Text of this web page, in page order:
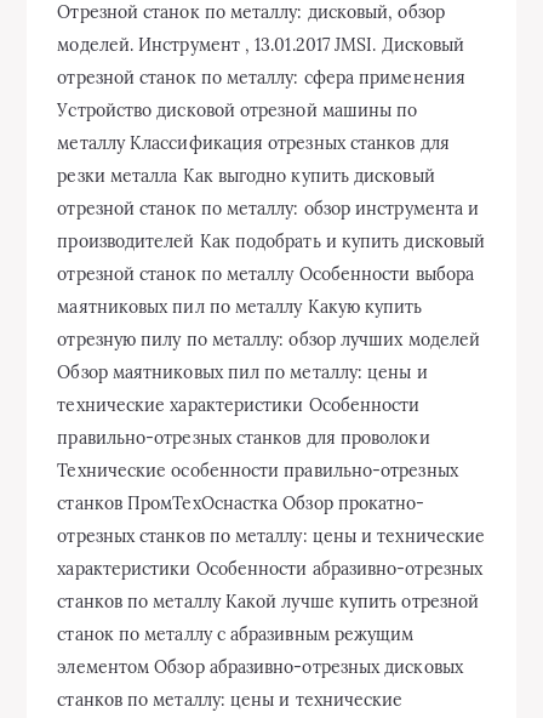
Отрезной станок по металлу: дисковый, обзор
моделей. Инструмент , 13.01.2017 JMSI. Дисковый
отрезной станок по металлу: сфера применения
Устройство дисковой отрезной машины по
металлу Классификация отрезных станков для
резки металла Как выгодно купить дисковый
отрезной станок по металлу: обзор инструмента и
производителей Как подобрать и купить дисковый отрезной станок по металлу Особенности выбора маятниковых пил по металлу Какую купить отрезную пилу по металлу: обзор лучших моделей Обзор маятниковых пил по металлу: цены и технические характеристики Особенности правильно-отрезных станков для проволоки Технические особенности правильно-отрезных станков ПромТехОснастка Обзор прокатно-отрезных станков по металлу: цены и технические характеристики Особенности абразивно-отрезных станков по металлу Какой лучше купить отрезной станок по металлу с абразивным режущим элементом Обзор абразивно-отрезных дисковых станков по металлу: цены и технические характеристики Правила эксплуатации отрезных станков для работы с металлом. Отрезной станок по металлу: дисковый, обзор моделей. Из этой статьи можно узнать особенности такого инструмента, как дисковый отрезной станок по металлу: виды конструкций, преимущества и недостатки, технические характеристики. Здесь можно ознакомиться с продукцией самых популярных и востребованных производителей. В статье подробно рассматриваются технические и эксплуатационные особенности станков, предназначенных для резки металла, а также приводится сравнительная характеристика рыночных цен. Дисковые устройства для резки металла отличаются множеством конфигураций и могут использоваться как в промышленности, так и в небольшой домашней мастерской. Дисковый отрезной станок по металлу: сфера применения. Отрезной станок, предназначенный для работы с металлом, представляет собой электрический инструмент с высоким уровнем производительности. Этот вид оборудования применяется для поперечного распила заготовок металлопроката, а также изделий, изготовленных на основе металлов и различных сплавов. Дисковые станки используются для формирования заготовок из таких материалов, как: уголок; металлическая полоса; прут; двутавр; Дисковое оборудование считается самым популярным среди устройств для резки металла. профильная труба, имеющая круглое или квадратное сечение; швеллер; прочие элементы металлопроката. Обратите внимание! Дисковое оборудование считается самым востребованным. Для нарезки металла используют также ленточнопильные и ножовочные станки, но они менее популярны. Дисковое оборудование используется на объектах металлообрабатывающей промышленности, а также на заводах, занимающихся изготовлением металлических конструкций. В качестве режущего элемента применяется дисковая пила. Станочные конструкции имеют множество преимуществ: простое строение; качественная резка металла; эргономичное управление; простота эксплуатации. С оборудованием может работать оператор, не имеющий специальной квалификации. Автоматический дисковый отрезной станок. Ленточно-отрезные станки по металлу используют в качестве режущего элемента длинную зубчатую пилу, которая имеет вид замкнутой ленты. Материалом для изготовления этой детали служит быстрорежущая сталь. Благодаря минимальной ширине пропила снижаются потери материала, получается точный рез. Этот вид оборудования чаще всего используется на крупных и серийных производствах. Для нарезки металлических заготовок в ножовочных агрегатах используется ножовочное полотно. Оно крепится на пильной раме. Такие станки могут иметь ручной или электромеханический принцип действия. Ножовочные станки применяются на предприятиях небольшого размера и в заготовительных цехах. Устройство дисковой отрезной машины по металлу. Сборка оборудования осуществляется на платформе. Эта конструкция может иметь металлическое или жесткое основание. Причем размещение составляющих станка не стационарное, а съемное. На инструменте устанавливаются тиски с надежным упором, благодаря которым в процессе резки прочно удерживаются заготовки с разным типом конфигурации. Для нарезки металла применяется диск, изготовленный из быстрорежущей или твердосплавной стали. Вместо него может использоваться круг, выполненный из материала с абразивной жесткой поверхностью. Вращательное движение на режущий элемент с электромотора передается за счет зубчатой или ременной передачи. Первый вариант устанавливается на стационарном оборудовании с высоким запасом мощности, второй подходит для компактных инструментов с переносной конструкцией. В дисковых отрезных устройствах в качестве режущего инструмента используются круги из твердосплавной стали или абразивного материала. Обратите внимание! Существуют модификации станков, где диск соединяется с электрическим двигателем без привода (напрямую). Такое строение имеют бытовые агрегаты, имеющие небольшую мощность. Классификация отрезных станков для резки металла. Дисковое оборудование для нарезки металла делится на 4 класса. Инструмент, относящийся к первой категории, считается универсальным. С помощью таких станков можно обрабатывать любые металлические изделия, причем в больших количествах. Четвертый класс оборудования включает инструмент бытового назначения. Классификация инструмента на основе количества режущих кромок: Одноголовочный – в конструкции имеется один диск, поэтому оборудование обладает низким КПД. Инструмент может применяться исключительно для выполнения одной операции, например, нарезки заготовки, предназначенной для рамного профиля. Двухголовочный – инструмент оснащен 2-мя режущими элементами, что позволяет выполнять одновременно несколько операций с металлом. Одна из головок жестко фиксируется, а вторая перемещается. Для нарезки рамного профиля требуется всего одна операция, поэтому двухголовочные станки могут применяться в автоматическом режиме. Благодаря этому КПД инструмента увеличивается вдвое. Пример правильно-отрезного станка для проволоки. Модель И6119К-СЕРВО. Классификация оборудования по способу подачи режущего элемента: маятниковые отрезные станки по металлу; инструмент с фронтальной подачей диска; станок с нижней подачей режущего элемента. правильно-отрезные; абразивно-отрезные; пилы отрезные. Полезный совет! Оборудование следует подбирать с учетом тех задач, для выполнения которых оно будет применяться. Только так возможности инструмента смогут оправдать затраты на его покупку. Как выгодно купить дисковый отрезной станок по металлу: обзор инструмента и производителей. Перед тем как приступить к выбору производителя и модели прибора, стоит определиться с необходимыми характеристиками. Чтобы правильно подобрать размер режущего диска, необходимо учесть два немаловажных фактора: размерные параметры заготовок, которые будут обрабатываться на станке, и материал, из которого они изготовлены. От этих нюансов зависит и модификация самого инструмента. Дисковый отрезной станок по металлу в процессе работы. Далее нужно выбрать тип размещения конструкции. Она может быть настольной или напольной. Второй вариант оборудования применяется для работы с массивными, габаритными изделиями. Чтобы справляться с большими нагрузками, в таком инструменте устанавливается электрический мотор с повышенным запасом мощности, благодаря чему оператор может резать металлические заготовки, имеющие большую толщину стенок. Конструкции настольных модификаций мобильны, поэтому они могут применяться даже на строительных объектах. С их помощью можно осуществлять ремонт различных металлоконструкций и т. п. Как подобрать и купить дисковый отрезной станок по металлу. Важнейшее значение при выборе агрегата для нарезки металла имеют технические характеристики, поскольку они оказывают непосредственное влияние на качество резки, производительность оборудования, сроки его эксплуатации и пр. Список технических характеристик, на которые следует обратить внимание при выборе отрезного инструмента: уровень мощности силовой установки (номинальный показатель); способ передачи вращательного момента (зубчатая или ременная передача); Отрезная машина STALEX SQ-40-1 с абразивным диском. количество оборотов за 1 мин., а также возможность настройки их числа; размерные параметры режущего элемента (размер посадочного и наружного диаметров диска); верхняя граница размерных параметров заготовок с различным типом конфигурации (допустимая величина сечения круга, трубы, пластины, уголка и др.); общий вес конструкции, ее габариты; возможность повернуть отрезной блок в определенное положение по отношению к заготовке. Полезный совет! Важнейшим техническим параметром для крупного инструмента с высоким КПД является блок ЧПУ, его тип. Эти показатели оказывают влияние на работу станка: точность реза, автоматизацию и особенности программирования. Не стоит упускать из виду этот критерий выбора инструмента. На заключительном этапе выбора следует обратить внимание на технические параметры встроенных тисков. От размеров и показателей этого элемента зависят габариты металлической детали, которую можно обрабатывать на станке. Особенности выбора маятниковых пил по металлу. Дисковые пилы используются для нарезки профильных деталей различного типа, материалом для изготовления которых послужила сталь, цветные металлы или чугун. Устройство маятниковой пилы по металлу. Станки справляются с нарезкой проката следующих видов: квадратный; швеллерный; круглый; двутавровый; прямоугольный. Оборудование подходит для мелкосерийного или же единичного изготовления деталей. производство мебели; отделочные работы; столярные работы; монтажные работы. На основе того, какой вид заготовки используется, подбирается диск определенного типа и настраивается частота его оборотов. Рез может выполняться под любым углом. Благодаря тому, что вращение окружности диска осуществляется на высокой скорости, а также к этому показателю добавляются мощностные возможности привода самого станка, режущий элемент изнашивается очень медленно. При этом сохраняется эффективность раскроя металла. Дисковые пилы используются для нарезки профильных деталей различного типа из стали, цветных металлов или чугуна. Какую купить отрезную пилу по металлу: обзор лучших моделей. Одной из самых востребованных моделей считается Makita 2414NB, которая обладает портативной конструкцией. Эта модификация используется для резки заготовок из следующих материалов: металл; камень; керамика; ПВХ. Производитель Makita выпускает качест